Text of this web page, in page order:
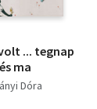
... tegnap
és ma
Dóra